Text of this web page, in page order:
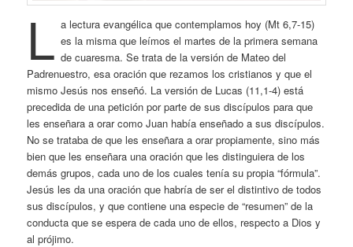
L a lectura evangélica que contemplamos hoy (Mt 6,7-15)
es la misma que leímos el martes de la primera semana
de cuaresma. Se trata de la versión de Mateo del
Padrenuestro, esa oración que rezamos los cristianos y que el
mismo Jesús nos enseñó. La versión de Lucas (11,1-4) está
precedida de una petición por parte de sus discípulos para que
les enseñara a orar como Juan había enseñado a sus discípulos.
No se trataba de que les enseñara a orar propiamente, sino más
bien que les enseñara una oración que les distinguiera de los
demás grupos, cada uno de los cuales tenía su propia “fórmula”.
Jesús les da una oración que habría de ser el distintivo de todos
sus discípulos, y que contiene una especie de “resumen” de la
conducta que se espera de cada uno de ellos, respecto a Dios y
al prójimo.